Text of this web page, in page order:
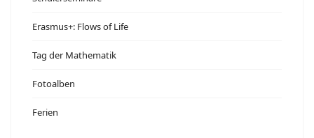
Erasmus+: Flows of Life
Tag der Mathematik
Fotoalben
Ferien